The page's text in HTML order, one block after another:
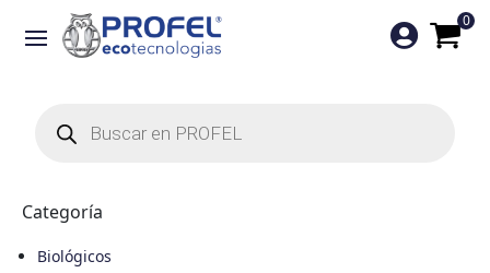
productos
0

Categoría
Biológicos